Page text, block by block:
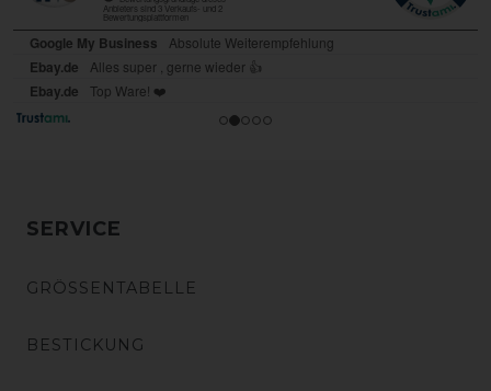
SERVICE
GRÖSSENTABELLE
BESTICKUNG